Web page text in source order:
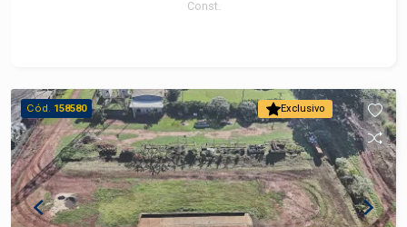
diária de pessoas e veículos.
Const.
Exclusivo
Cód. 158580